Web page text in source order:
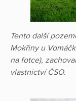
Tento další
Mokřiny u
na fotce),
vlastnictví ČSO.